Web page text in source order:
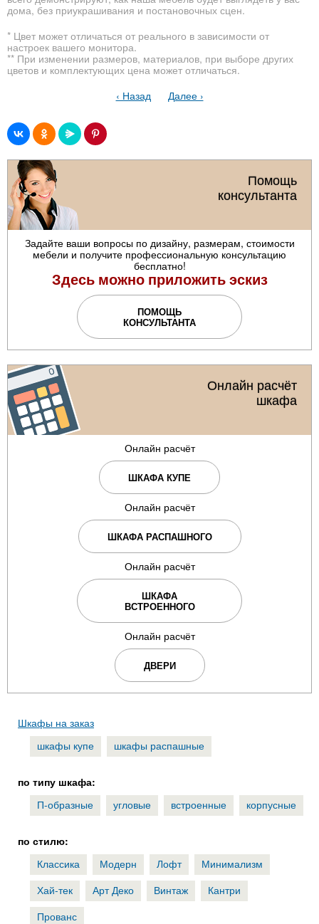
дома, без приукрашивания и постановочных сцен.
* Цвет может отличаться от реального в зависимости от
настроек вашего монитора.
** При изменении размеров, материалов, при выборе других
цветов и комплектующих цена может отличаться.
‹ Назад
Далее ›
Помощь
консультанта
Задайте ваши вопросы по дизайну, размерам, стоимости
мебели и получите профессиональную консультацию
бесплатно!
Здесь можно приложить эскиз
ПОМОЩЬ
КОНСУЛЬТАНТА
Онлайн расчёт
шкафа
Онлайн расчёт
ШКАФА КУПЕ
Онлайн расчёт
ШКАФА РАСПАШНОГО
Онлайн расчёт
ШКАФА
ВСТРОЕННОГО
Онлайн расчёт
ДВЕРИ
Шкафы на заказ
шкафы купе
шкафы распашные
по типу шкафа:
П-образные
угловые встроенные корпусные
по стилю:
Классика
Модерн Лофт
Минимализм
Хай-тек
Арт Деко Винтаж
Кантри
Прованс